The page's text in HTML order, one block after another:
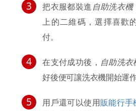
把衣服都裝進自助洗衣機
上的二維碼，選擇喜歡
付。
在支付成功後， 自助洗衣
好後便可讓洗衣機開始運作
用戶還可以使用販能行手